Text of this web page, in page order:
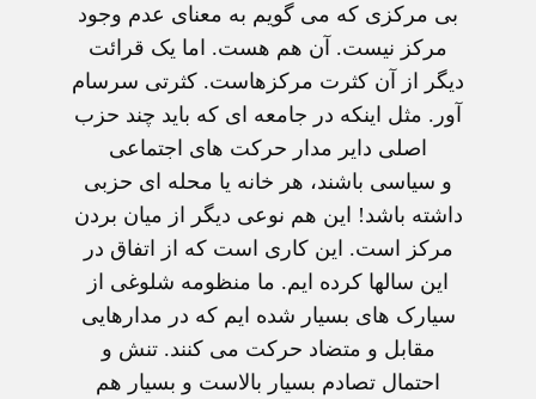
بی مرکزی که می گويم به معنای عدم وجود
مرکز نيست. آن هم هست. اما يک قرائت
ديگر از آن کثرت مرکزهاست. کثرتی سرسام
آور. مثل اينکه در جامعه ای که بايد چند حزب
اصلی داير مدار حرکت های اجتماعی
و سياسی باشند، هر خانه يا محله ای حزبی
داشته باشد! اين هم نوعی ديگر از ميان بردن
مرکز است. اين کاری است که از اتفاق در
اين سالها کرده ايم. ما منظومه شلوغی از
سيارک های بسيار شده ايم که در مدارهايی
مقابل و متضاد حرکت می کنند. تنش و
احتمال تصادم بسيار بالاست و بسيار هم